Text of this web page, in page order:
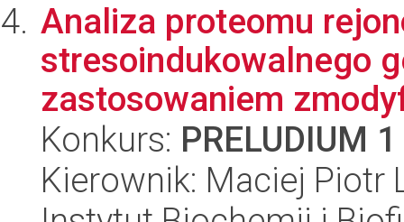
Analiza proteomu
stresoindukowalnego
zastosowaniem
Konkurs: PRELUDIUM 1
Kierownik: Maciej Piotr